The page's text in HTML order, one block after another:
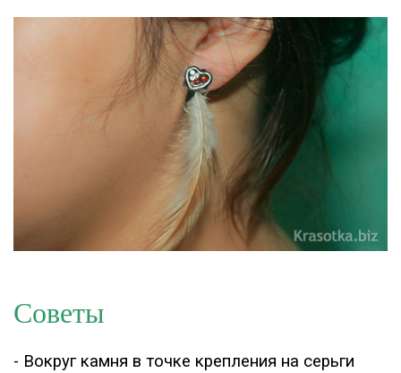
Советы
- Вокруг камня в точке крепления на серьги